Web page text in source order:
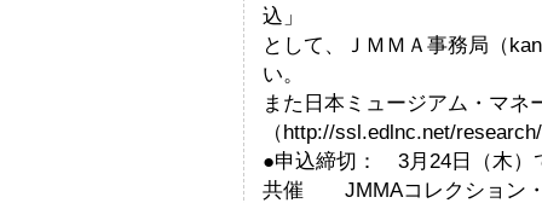
込」
として、ＪＭＭＡ事務局（
い。
また日本ミュージアム・マ
（http://ssl.edlnc.net/
●申込締切： 3月24日（木）
共催 JMMAコレクション・